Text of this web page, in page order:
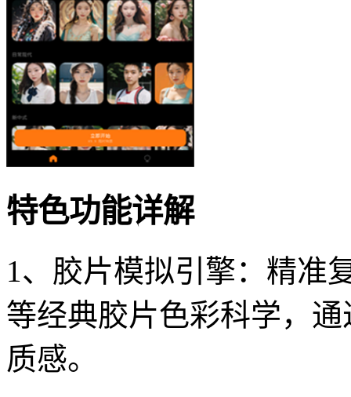
特色功能详解
1、胶片模拟引擎：精准
等经典胶片色彩科学，
质感。